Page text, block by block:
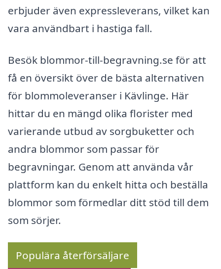
erbjuder även expressleverans, vilket kan
vara användbart i hastiga fall.
Besök blommor-till-begravning.se för att
få en översikt över de bästa alternativen
för blommoleveranser i Kävlinge. Här
hittar du en mängd olika florister med
varierande utbud av sorgbuketter och
andra blommor som passar för
begravningar. Genom att använda vår
plattform kan du enkelt hitta och beställa
blommor som förmedlar ditt stöd till dem
som sörjer.
Populära återförsäljare